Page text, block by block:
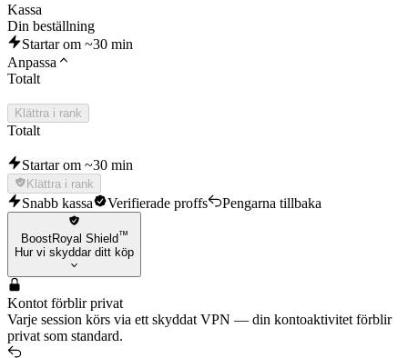
Kassa
Din beställning
Startar om ~30 min
Anpassa
Totalt
Klättra i rank
Totalt
Startar om ~30 min
Klättra i rank
Snabb kassa Verifierade proffs Pengarna tillbaka
BoostRoyal Shield™
Hur vi skyddar ditt köp
Kontot förblir privat
Varje session körs via ett skyddat VPN — din kontoaktivitet förblir
privat som standard.